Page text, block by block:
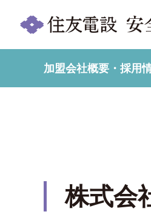
加盟会社概要・採用
株式会